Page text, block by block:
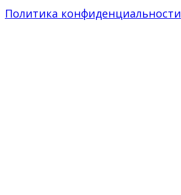
Политика конфиденциальности